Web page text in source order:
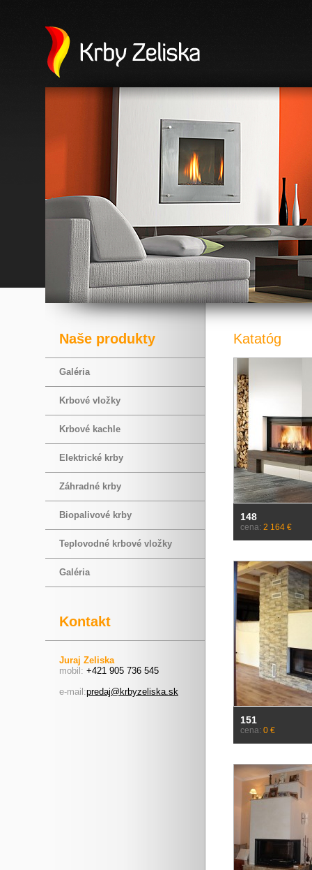
Naše produkty
Galéria
Krbové vložky
Krbové kachle
Elektrické krby
Záhradné krby
Biopalivové krby
Teplovodné krbové vložky
Galéria
Kontakt
Juraj Zeliska
mobil: +421 905 736 545
e-mail:predaj@krbyzeliska.sk
Katatóg
148
cena: 2 164 €
151
cena: 0 €